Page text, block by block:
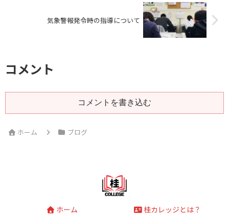
気象警報発令時の指導について
コメント
コメントを書き込む
ホーム ブログ
ホーム
桂カレッジとは？